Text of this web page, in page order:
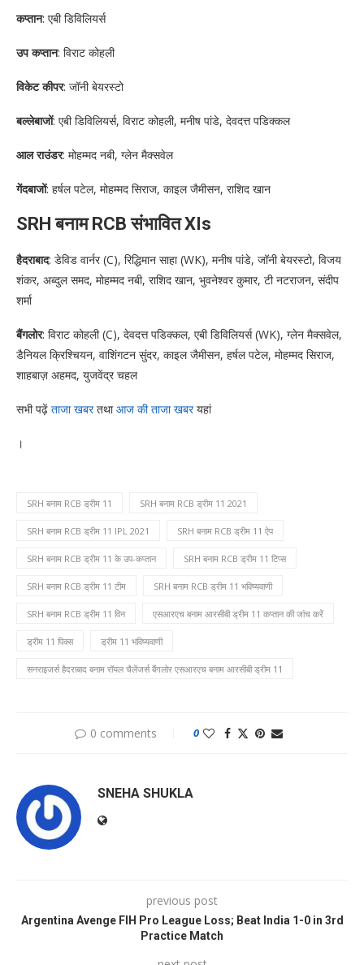
कप्तान: एबी डिविलियर्स
उप कप्तान: विराट कोहली
विकेट कीपर: जॉनी बेयरस्टो
बल्लेबाजों: एबी डिविलियर्स, विराट कोहली, मनीष पांडे, देवदत्त पडिक्कल
आल राउंडर: मोहम्मद नबी, ग्लेन मैक्सवेल
गेंदबाजों: हर्षल पटेल, मोहम्मद सिराज, काइल जैमीसन, राशिद खान
SRH बनाम RCB संभावित XIs
हैदराबाद: डेविड वार्नर (C), रिद्धिमान साहा (WK), मनीष पांडे, जॉनी बेयरस्टो, विजय
शंकर, अब्दुल समद, मोहम्मद नबी, राशिद खान, भुवनेश्वर कुमार, टी नटराजन, संदीप
शर्मा
बैंगलोर: विराट कोहली (C), देवदत्त पडिक्कल, एबी डिविलियर्स (WK), ग्लेन मैक्सवेल,
डैनियल क्रिश्चियन, वाशिंगटन सुंदर, काइल जैमीसन, हर्षल पटेल, मोहम्मद सिराज,
शाहबाज़ अहमद, युजवेंद्र चहल
सभी पढ़ें ताजा खबरतथाआज की ताजा खबरयहां
।
SRH बनाम RCB ड्रीम 11 SRH बनाम RCB ड्रीम 11 2021
SRH बनाम RCB ड्रीम 11 IPL 2021 SRH बनाम RCB ड्रीम 11 ऐप
SRH बनाम RCB ड्रीम 11 के उप-कप्तान SRH बनाम RCB ड्रीम 11 टिप्स
SRH बनाम RCB ड्रीम 11 टीम SRH बनाम RCB ड्रीम 11 भविष्यवाणी
SRH बनाम RCB ड्रीम 11 विन एसआरएच बनाम आरसीबी ड्रीम 11 कप्तान की जांच करें
ड्रीम 11 पिक्स ड्रीम 11 भविष्यवाणी
सनराइजर्स हैदराबाद बनाम रॉयल चैलेंजर्स बैंगलोर एसआरएच बनाम आरसीबी ड्रीम 11
0 comments 0
SNEHA SHUKLA
previous post
Argentina Avenge FIH Pro League Loss; Beat India 1-0 in 3rd
Practice Match